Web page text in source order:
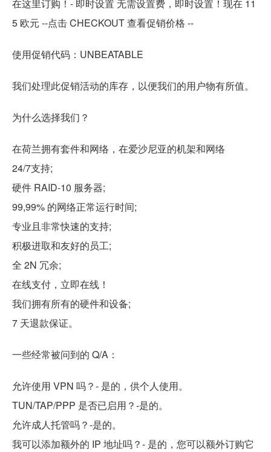
在这里订购！- 即时设置 无需设置费，即时设置！现在 11
5 欧元 --点击 CHECKOUT 查看促销价格 --
使用促销代码：UNBEATABLE
我们处理此促销活动的库存，以便我们的用户物有所值。
为什么选择我们？
在荷兰拥有套件和网络，在爱沙尼亚的机架和网络
24/7支持;
硬件 RAID-10 服务器;
99,99% 的网络正常运行时间;
专业且非常快速的支持;
积极进取和友好的员工;
全 2N 冗余;
在线支付，立即在线！
我们拥有所有的硬件和设备;
7 天退款保证。
一些经常被问到的 Q/A：
允许使用 VPN 吗？- 是的，供个人使用。
TUN/TAP/PPP 是否已启用？-是的。
允许成人托管吗？-是的。
我可以添加额外的 IP 地址吗？- 是的，您可以额外订购它